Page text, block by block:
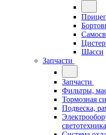
Шасси
Запчасти
Запчасти
Фильтры,
Тормозная
Подвеска,
светотехника